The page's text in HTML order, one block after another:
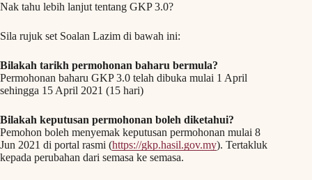
Nak tahu lebih lanjut tentang GKP 3.0?
Sila rujuk set Soalan Lazim di bawah ini:
Bilakah tarikh permohonan baharu bermula?
Permohonan baharu GKP 3.0 telah dibuka mulai 1 April
sehingga 15 April 2021 (15 hari)
Bilakah keputusan permohonan boleh diketahui?
Pemohon boleh menyemak keputusan permohonan mulai 8
Jun 2021 di portal rasmi (https://gkp.hasil.gov.my). Tertakluk
kepada perubahan dari semasa ke semasa.